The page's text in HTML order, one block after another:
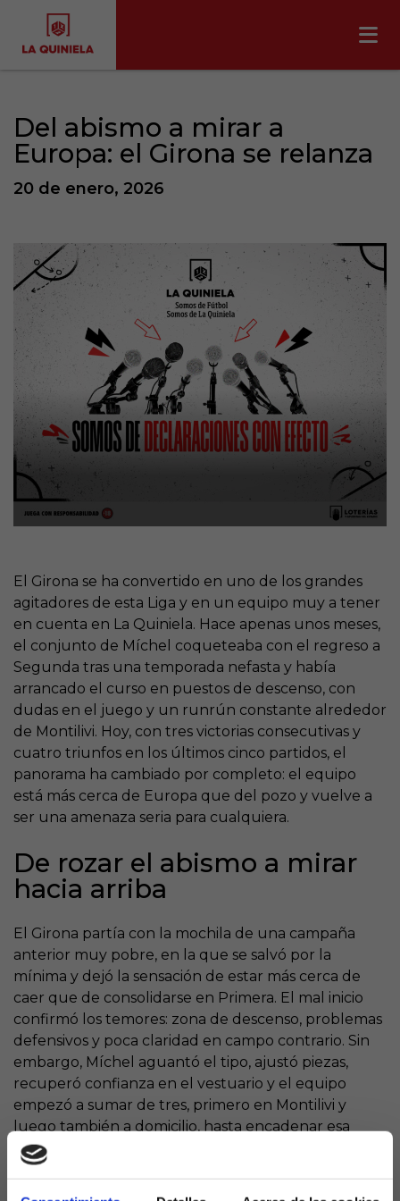
Del abismo a mirar a
Europa: el Girona se relanza
20 de enero, 2026
El Girona se ha convertido en uno de los grandes
agitadores de esta Liga y en un equipo muy a tener
en cuenta en La Quiniela. Hace apenas unos meses,
el conjunto de Míchel coqueteaba con el regreso a
Segunda tras una temporada nefasta y había
arrancado el curso en puestos de descenso, con
dudas en el juego y un runrún constante alrededor
de Montilivi. Hoy, con tres victorias consecutivas y
cuatro triunfos en los últimos cinco partidos, el
panorama ha cambiado por completo: el equipo
está más cerca de Europa que del pozo y vuelve a
ser una amenaza seria para cualquiera.
De rozar el abismo a mirar
hacia arriba
El Girona partía con la mochila de una campaña
anterior muy pobre, en la que se salvó por la
mínima y dejó la sensación de estar más cerca de
caer que de consolidarse en Primera. El mal inicio
confirmó los temores: zona de descenso, problemas
defensivos y poca claridad en campo contrario. Sin
embargo, Míchel aguantó el tipo, ajustó piezas,
recuperó confianza en el vestuario y el equipo
empezó a sumar de tres, primero en Montilivi y
luego también a domicilio, hasta encadenar esa
racha de cuatro victorias en cinco jornadas que ha
disparado el casillero.